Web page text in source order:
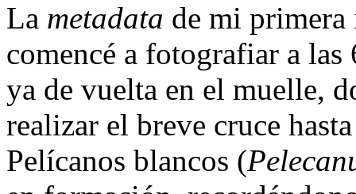
La metadata de mi primera
comencé a fotografiar a las
ya de vuelta en el muelle,
realizar el breve cruce
Pelícanos blancos (